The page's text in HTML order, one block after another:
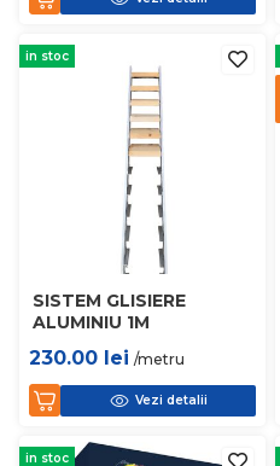
in stoc
SISTEM GLISIERE
ALUMINIU 1M
230.00 lei /metru
Vezi detalii
in stoc